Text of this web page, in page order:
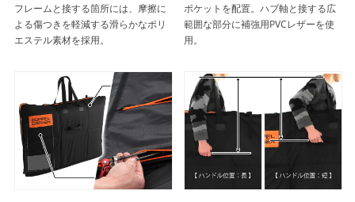
フレームと接する箇所には、摩擦に
よる傷つきを軽減する滑らかなポリ
エステル素材を採用。
ポケットを配置。ハブ軸と接する広
範囲な部分に補強用PVCレザーを使
用。